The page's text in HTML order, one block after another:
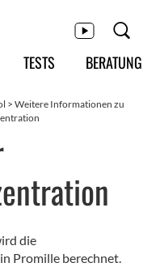
TESTS BERATUNG
> Weitere Informationen zu
die
Promille berechnet.